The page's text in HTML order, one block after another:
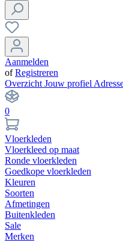
Aanmelden
ofRegistreren
Overzicht Jouw profiel
0
Vloerkleden
Vloerkleed op maat
Ronde vloerkleden
Goedkope vloerkleden
Kleuren
Soorten
Afmetingen
Buitenkleden
Sale
Merken